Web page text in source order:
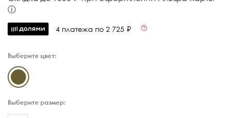
ⓘ
4 платежа по 2 725 ₽
Выберите цвет:
Выберите размер: